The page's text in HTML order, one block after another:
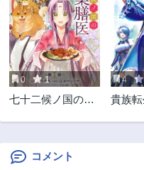
第47.1話
3ヶ月前
第46.2話
3ヶ月前
第45.3話
3ヶ月前
第45.1話
第44.2話
0 1
七十二候ノ国の後
ふもふ達とお妃様
の問題を解決しま
4
貴族
コメント